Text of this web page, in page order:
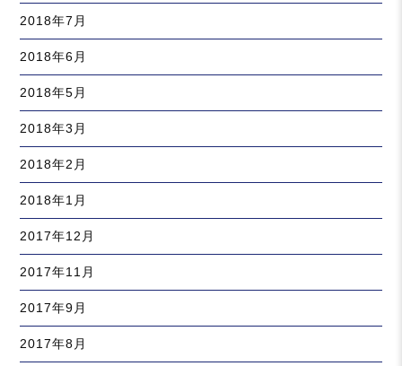
2018年7月
2018年6月
2018年5月
2018年3月
2018年2月
2018年1月
2017年12月
2017年11月
2017年9月
2017年8月